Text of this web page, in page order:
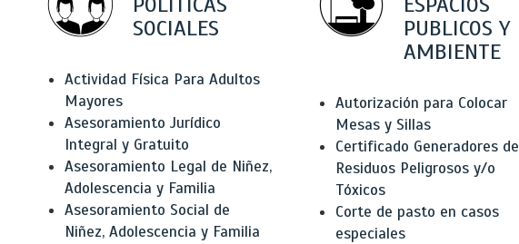
SOCIALES
Actividad Física Para Adultos
Mayores
Asesoramiento Jurídico
Integral y Gratuito
Asesoramiento Legal de Niñez,
Adolescencia y Familia
Asesoramiento Social de
Niñez, Adolescencia y Familia
PUBLICOS Y
AMBIENTE
Autorización para Colocar
Mesas y Sillas
Certificado Generadores de
Residuos Peligrosos y/o
Tóxicos
Corte de pasto en casos
especiales